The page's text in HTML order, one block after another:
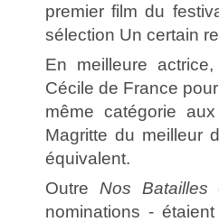
premier film du
sélection Un certain
En meilleure
Cécile de France pour
même catégorie
Magritte du meilleur
équivalent.
Outre Nos Batailles
nominations - étaient